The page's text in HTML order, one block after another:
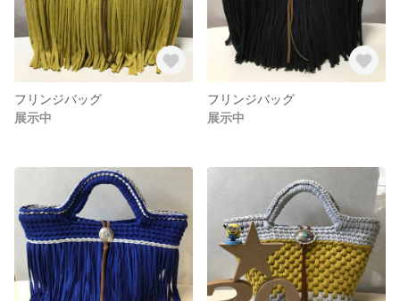
フリンジバッグ
展示中
フリンジバッグ
展示中